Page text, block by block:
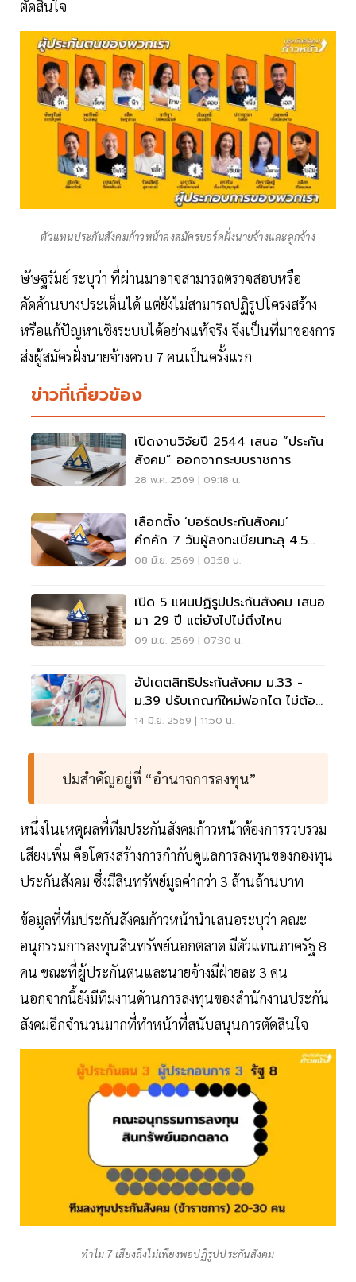
ตัดสินใจ
ตัวแทนประกันสังคมก้าวหน้าลงสมัครบอร์ดฝั่งนายจ้างและลูกจ้าง
ษัษฐรัมย์ ระบุว่า ที่ผ่านมาอาจสามารถตรวจสอบหรือ
คัดค้านบางประเด็นได้ แต่ยังไม่สามารถปฏิรูปโครงสร้าง
หรือแก้ปัญหาเชิงระบบได้อย่างแท้จริง จึงเป็นที่มาของการ
ส่งผู้สมัครฝั่งนายจ้างครบ 7 คนเป็นครั้งแรก
ข่าวที่เกี่ยวข้อง
เปิดงานวิจัยปี 2544 เสนอ “ประกัน
สังคม” ออกจากระบบราชการ
28 พ.ค. 2569 | 09:18 น.
เลือกตั้ง ‘บอร์ดประกันสังคม’
คึกคัก 7 วันผู้ลงทะเบียนทะลุ 4.5
แสนคน
08 มิ.ย. 2569 | 03:58 น.
เปิด 5 แผนปฏิรูปประกันสังคม เสนอ
มา 29 ปี แต่ยังไปไม่ถึงไหน
09 มิ.ย. 2569 | 07:30 น.
อัปเดตสิทธิประกันสังคม ม.33 -
ม.39 ปรับเกณฑ์ใหม่ฟอกไต ไม่ต้อง
สำรองจ่าย
14 มิ.ย. 2569 | 11:50 น.
ปมสำคัญอยู่ที่ “อำนาจการลงทุน”
หนึ่งในเหตุผลที่ทีมประกันสังคมก้าวหน้าต้องการรวบรวม
เสียงเพิ่ม คือโครงสร้างการกำกับดูแลการลงทุนของกองทุน
ประกันสังคม ซึ่งมีสินทรัพย์มูลค่ากว่า 3 ล้านล้านบาท
ข้อมูลที่ทีมประกันสังคมก้าวหน้านำเสนอระบุว่า คณะ
อนุกรรมการลงทุนสินทรัพย์นอกตลาด มีตัวแทนภาครัฐ 8
คน ขณะที่ผู้ประกันตนและนายจ้างมีฝ่ายละ 3 คน
นอกจากนี้ยังมีทีมงานด้านการลงทุนของสำนักงานประกัน
สังคมอีกจำนวนมากที่ทำหน้าที่สนับสนุนการตัดสินใจ
ทำไม 7 เสียงถึงไม่เพียงพอปฏิรูปประกันสังคม